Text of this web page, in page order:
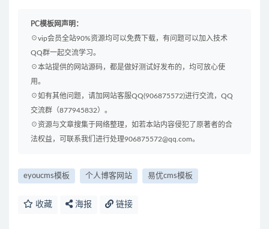
PC模板网声明：
☉vip会员全站90%资源均可以免费下载，有问题可以加入技术
QQ群一起交流学习。
☉本站提供的网站源码，都是做好测试好发布的，均可放心使
用。
☉如有其他问题，请加网站客服QQ(906875572)进行交流，QQ
交流群（877945832）。
☉资源与文章搜集于网络整理，如若本站内容侵犯了原著者的合
法权益，可联系我们进行处理906875572@qq.com。
eyoucms模板 个人博客网站 易优cms模板
收藏 海报 链接